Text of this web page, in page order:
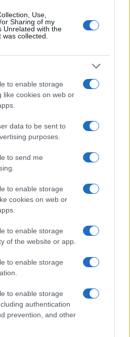
Use,
Sharing of my
Unrelated with the
collected.
to enable storage
like cookies on web or
data to be sent to
purposes.
to send me
to enable storage
cookies on web or
to enable storage
of the website or app.
to enable storage
to enable storage
authentication
prevention, and other
di Bibbia per l’ascetismo
si incarna nelle regole
indiscutibili comandamenti
quanto il Dio del Vecchio
la Macchina non può
del resto, gli uomini stessi vi
descrizione, e la sorpresa
così dimenticata e
per un monito, quello a
alla tentazione di
Soprattutto, resta il
di nuovo, formativo – che
più tardi, realtà.
del libero web come Julian
libro, Cypherpunks, scrive
più grande strumento di
nel più pericoloso
che abbiamo mai